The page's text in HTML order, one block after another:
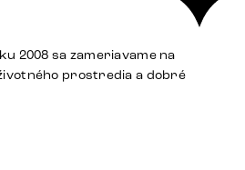
2008 sa zameriavame na
prostredia a dobré